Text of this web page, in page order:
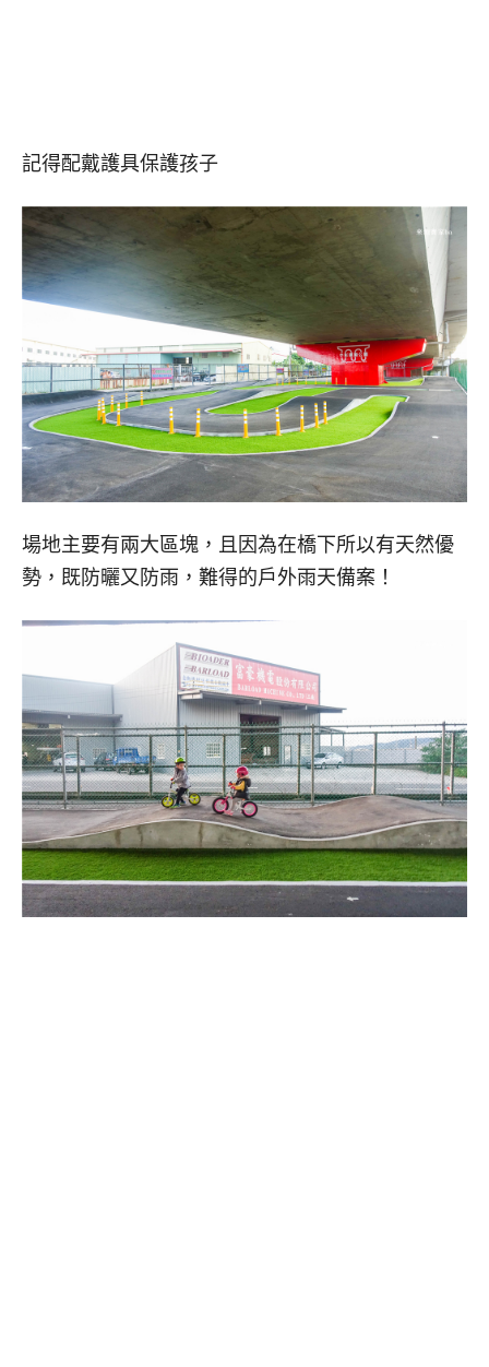
記得配戴護具保護孩子
場地主要有兩大區塊，且因為在橋下所以有天然優
勢，既防曬又防雨，難得的戶外雨天備案！